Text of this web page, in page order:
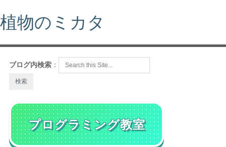
植物のミカタ
ブログ内検索 ：
プログラミング教室